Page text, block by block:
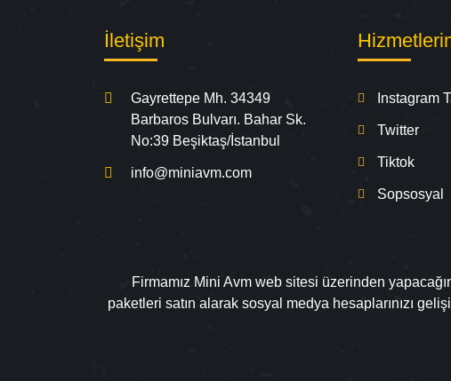
İletişim
Gayrettepe Mh. 34349
Barbaros Bulvarı. Bahar Sk.
No:39 Beşiktaş/İstanbul
info@miniavm.com
Instagram
Twitter
Tiktok
Sopsosyal
Firmamız Mini Avm web sitesi üzerinden
paketleri satın alarak sosyal medya hesaplarınızı